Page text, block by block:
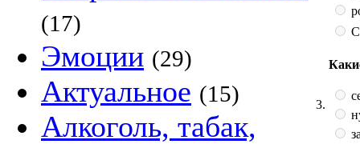
(17)
Эмоции (29)
Актуальное (15)
Алкоголь, табак,
3.